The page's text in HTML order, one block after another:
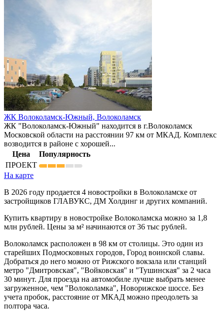
ЖК Волоколамск-Южный, Волоколамск
ЖК "Волоколамск-Южный" находится в г.Волоколамск
Московской области на расстоянии 97 км от МКАД. Комплекс
возводится в районе с хорошей...
Цена
Популярность
ПРОЕКТ
На карте
В 2026 году продается 4 новостройки в Волоколамске от
застройщиков ГЛАВУКС, ДМ Холдинг и других компаний.
Купить квартиру в новостройке Волоколамска можно за 1,8
млн рублей. Цены за м² начинаются от 36 тыс рублей.
Волоколамск расположен в 98 км от столицы. Это один из
старейших Подмосковных городов, Город воинской славы.
Добраться до него можно от Рижского вокзала или станций
метро "Дмитровская", "Войковская" и "Тушинская" за 2 часа
30 минут. Для проезда на автомобиле лучше выбрать менее
загруженное, чем "Волоколамка", Новорижское шоссе. Без
учета пробок, расстояние от МКАД можно преодолеть за
полтора часа.